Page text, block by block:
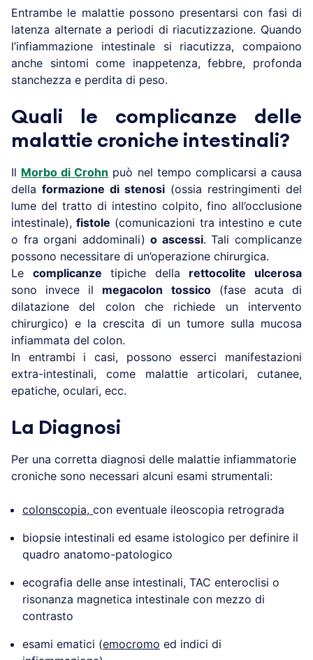
Entrambe le malattie possono presentarsi con fasi di
latenza alternate a periodi di riacutizzazione. Quando
l’infiammazione intestinale si riacutizza, compaiono
anche sintomi come inappetenza, febbre, profonda
stanchezza e perdita di peso.
Quali le complicanze delle
malattie croniche intestinali?
Il Morbo di Crohn può nel tempo complicarsi a causa
della formazione di stenosi (ossia restringimenti del
lume del tratto di intestino colpito, fino all’occlusione
intestinale),fistole (comunicazioni tra intestino e cute
o fra organi addominali)o ascessi. Tali complicanze
possono necessitare di un’operazione chirurgica.
Le complicanze tipiche della rettocolite ulcerosa
sono invece il megacolon tossico(fase acuta di
dilatazione del colon che richiede un intervento
chirurgico) e la crescita di un tumore sulla mucosa
infiammata del colon.
In entrambi i casi, possono esserci manifestazioni
extra-intestinali, come malattie articolari, cutanee,
epatiche, oculari, ecc.
La Diagnosi
Per una corretta diagnosi delle malattie infiammatorie
croniche sono necessari alcuni esami strumentali:
colonscopia, con eventuale ileoscopia retrograda
biopsie intestinali ed esame istologico per definire il
quadro anatomo-patologico
ecografia delle anse intestinali, TAC enteroclisi o
risonanza magnetica intestinale con mezzo di
contrasto
esami ematici (emocromo ed indici di